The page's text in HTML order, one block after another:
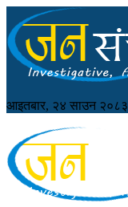
आइतबार, २४ साउन २०८३